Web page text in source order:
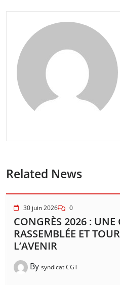
Related News
30 juin 2026 0
CONGRÈS 2026 : UNE
RASSEMBLÉE ET
L’AVENIR
By syndicat CGT